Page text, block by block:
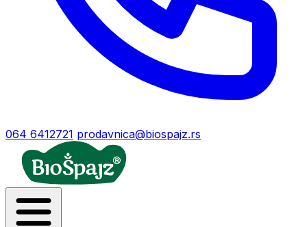
064 6412721 prodavnica@biospajz.rs